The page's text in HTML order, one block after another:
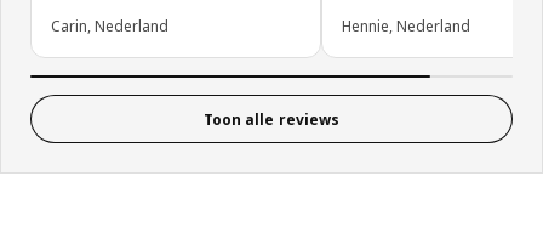
Carin, Nederland Hennie, Nederland
Toon alle reviews